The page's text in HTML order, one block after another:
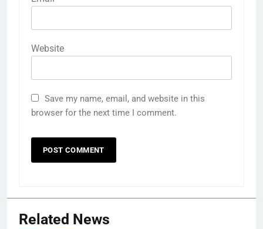
Website
Save my name, email, and website in this
browser for the next time I comment.
Related News